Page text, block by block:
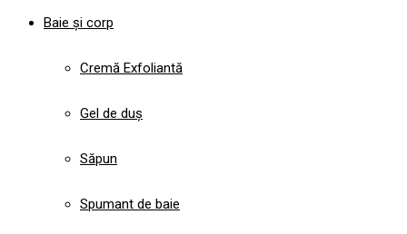
Baie și corp
Cremă Exfoliantă
Gel de duș
Săpun
Spumant de baie